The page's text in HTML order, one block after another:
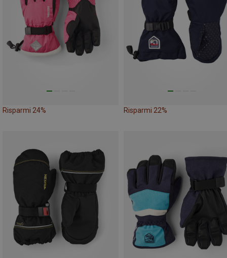
Risparmi 24% Risparmi 22%